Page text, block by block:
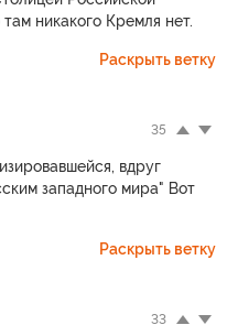
никакого Кремля нет.
Раскрыть ветку
35
вдруг
западного мира" Вот
Раскрыть ветку
33